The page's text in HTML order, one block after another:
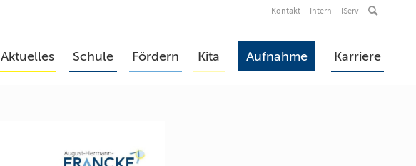
Kontakt Intern IServ
Aktuelles Schule Fördern Kita Aufnahme Karriere